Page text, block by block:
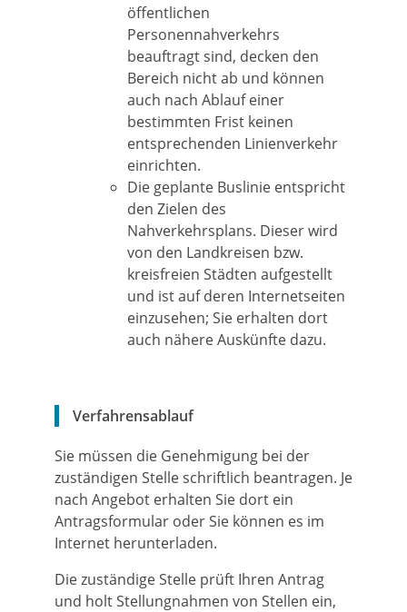
öffentlichen
Personennahverkehrs
beauftragt sind, decken den
Bereich nicht ab und können
auch nach Ablauf einer
bestimmten Frist keinen
entsprechenden Linienverkehr
einrichten.
Die geplante Buslinie entspricht
den Zielen des
Nahverkehrsplans. Dieser wird
von den Landkreisen bzw.
kreisfreien Städten aufgestellt
und ist auf deren Internetseiten
einzusehen; Sie erhalten dort
auch nähere Auskünfte dazu.
Verfahrensablauf
Sie müssen die Genehmigung bei der
zuständigen Stelle schriftlich beantragen. Je
nach Angebot erhalten Sie dort ein
Antragsformular oder Sie können es im
Internet herunterladen.
Die zuständige Stelle prüft Ihren Antrag
und holt Stellungnahmen von Stellen ein,